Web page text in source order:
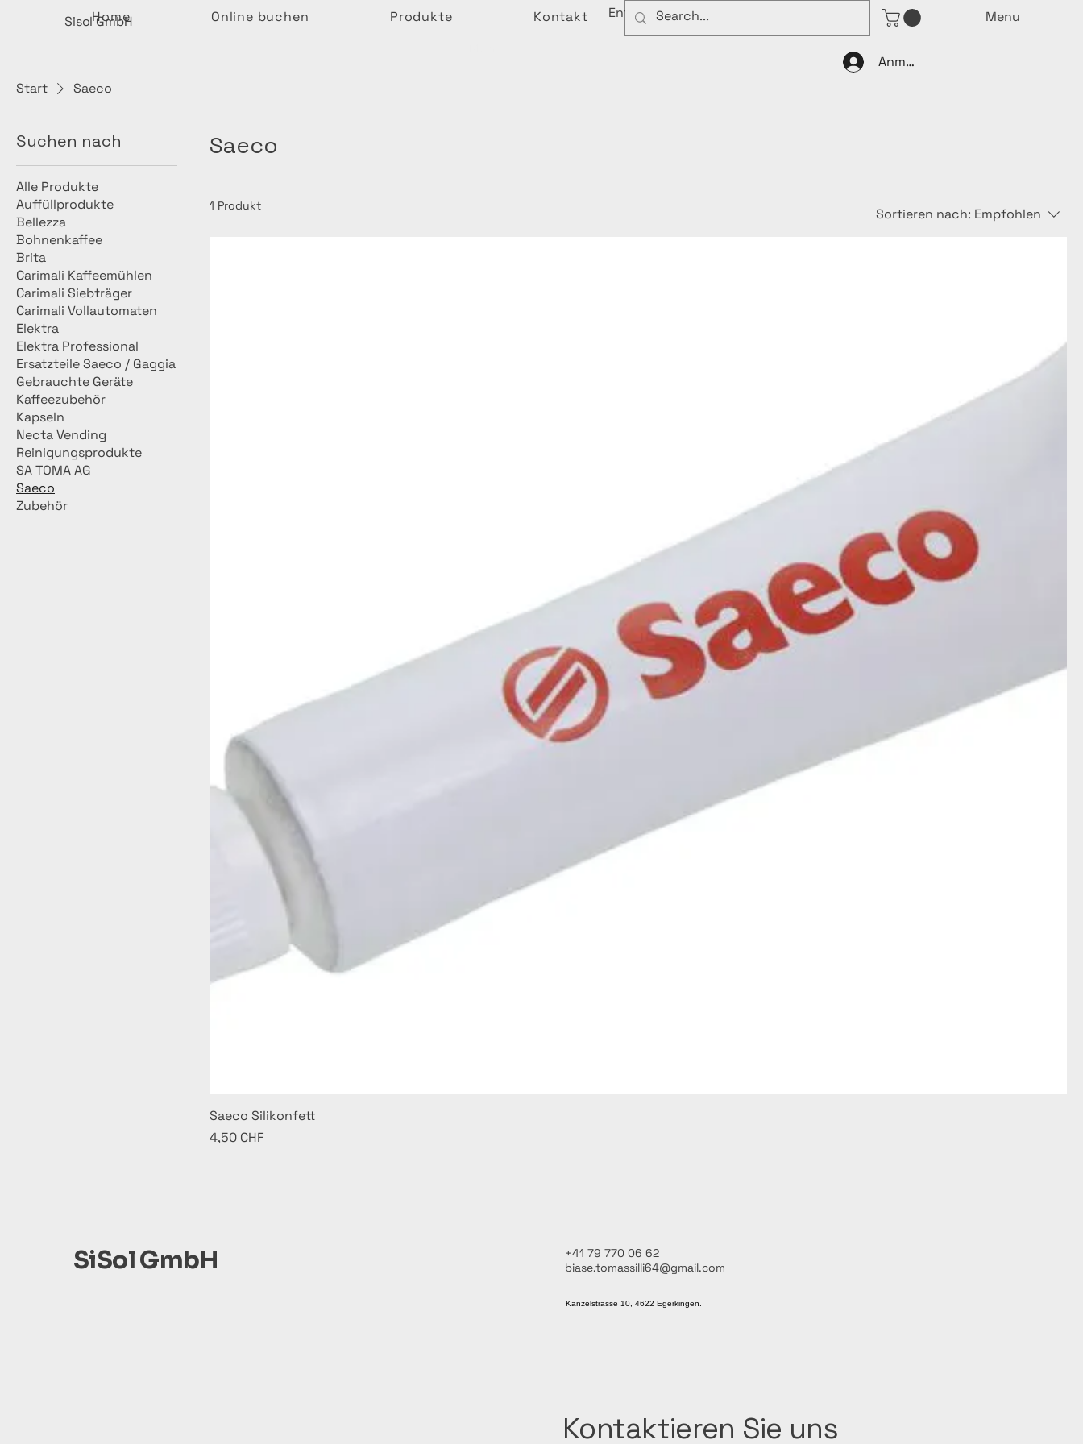
Sisol GmbH
Entdecken Menu
Home Online buchen Produkte Kontakt
Anmelden
Start
Saeco
Suchen nach
Alle Produkte
Auffüllprodukte
Bellezza
Bohnenkaffee
Brita
Carimali Kaffeemühlen
Carimali Siebträger
Carimali Vollautomaten
Elektra
Elektra Professional
Ersatzteile Saeco / Gaggia
Gebrauchte Geräte
Kaffeezubehör
Kapseln
Necta Vending
Reinigungsprodukte
SA TOMA AG
Saeco
Zubehör
Saeco
1 Produkt Sortieren nach: Empfohlen
Saeco Silikonfett
Preis
4,50 CHF
SiSol GmbH
+41 79 770 06 62
biase.tomassilli64@gmail.com
Kanzelstrasse 10, 4622 Egerkingen.
Kontaktieren Sie uns